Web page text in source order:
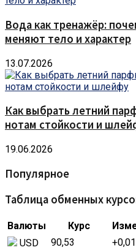
Вода как тренажёр:
меняют тело и характер
13.07.2026
Как выбрать летний
нотам стойкости и
19.06.2026
Популярное
Таблица обменных
Валюты Курс
USD
90,53 +0,01